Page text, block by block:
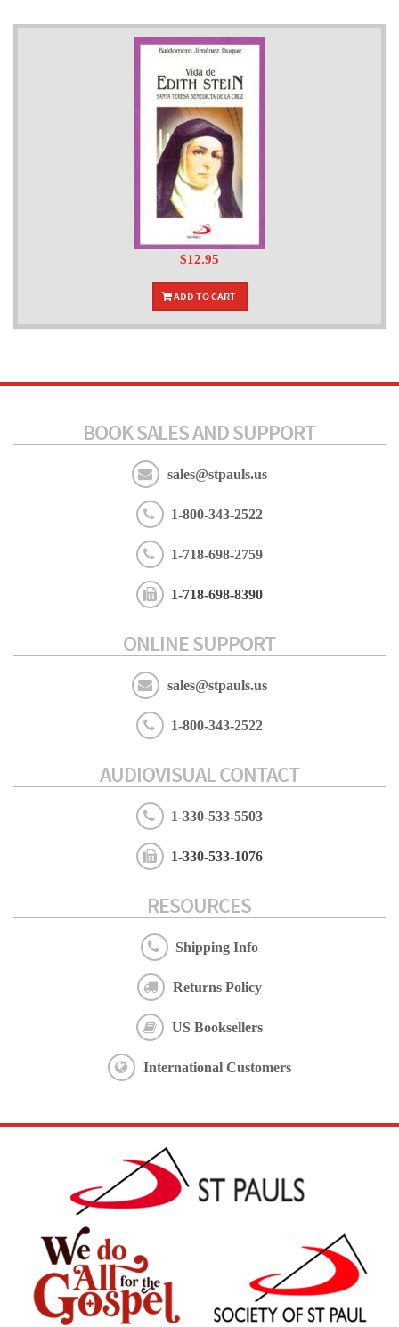
$12.95
ADD TO CART
BOOK SALES AND SUPPORT
sales@stpauls.us
1-800-343-2522
1-718-698-2759
1-718-698-8390
ONLINE SUPPORT
sales@stpauls.us
1-800-343-2522
AUDIOVISUAL CONTACT
1-330-533-5503
1-330-533-1076
RESOURCES
Shipping Info
Returns Policy
US Booksellers
International Customers